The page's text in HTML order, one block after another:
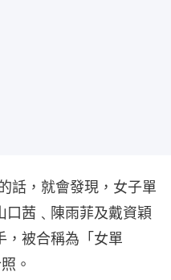
話，就會發現，女子單
茜﹑陳雨菲及戴資穎
，被合稱為「女單
。